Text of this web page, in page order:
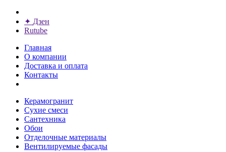
✦ Дзен
Rutube
Главная
О компании
Доставка и оплата
Контакты
Керамогранит
Сухие смеси
Сантехника
Обои
Отделочные материалы
Вентилируемые фасады